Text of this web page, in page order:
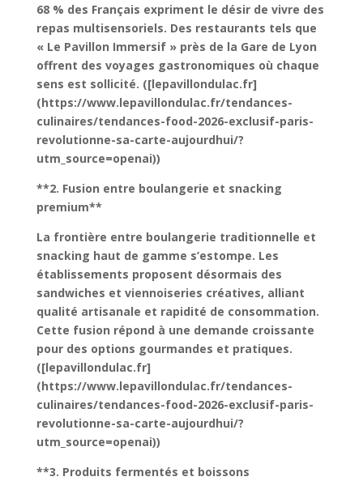
68 % des Français expriment le désir de vivre des
repas multisensoriels. Des restaurants tels que
« Le Pavillon Immersif » près de la Gare de Lyon
offrent des voyages gastronomiques où chaque
sens est sollicité. ([lepavillondulac.fr]
(https://www.lepavillondulac.fr/tendances-
culinaires/tendances-food-2026-exclusif-paris-
revolutionne-sa-carte-aujourdhui/?
utm_source=openai))
**2. Fusion entre boulangerie et snacking
premium**
La frontière entre boulangerie traditionnelle et
snacking haut de gamme s’estompe. Les
établissements proposent désormais des
sandwiches et viennoiseries créatives, alliant
qualité artisanale et rapidité de consommation.
Cette fusion répond à une demande croissante
pour des options gourmandes et pratiques.
([lepavillondulac.fr]
(https://www.lepavillondulac.fr/tendances-
culinaires/tendances-food-2026-exclusif-paris-
revolutionne-sa-carte-aujourdhui/?
utm_source=openai))
**3. Produits fermentés et boissons